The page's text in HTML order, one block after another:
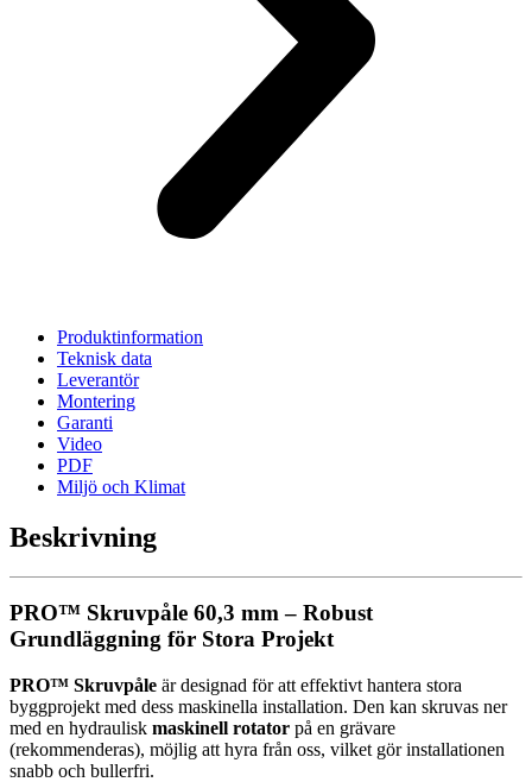
Produktinformation
Teknisk data
Leverantör
Montering
Garanti
Video
PDF
Miljö och Klimat
Beskrivning
PRO™ Skruvpåle 60,3 mm – Robust
Grundläggning för Stora Projekt
PRO™ Skruvpåle är designad för att effektivt hantera stora
byggprojekt med dess maskinella installation. Den kan skruvas ner
med en hydraulisk maskinell rotator på en grävare
(rekommenderas), möjlig att hyra från oss, vilket gör installationen
snabb och bullerfri.